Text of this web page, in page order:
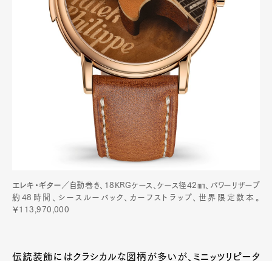
エレキ・ギター ／自動巻き、18KRGケース、ケース径42㎜、パワーリザーブ
約48時間、シースルーバック、カーフストラップ、世界限定数本。
￥113,970,000
伝統装飾にはクラシカルな図柄が多いが、ミニッツリピータ